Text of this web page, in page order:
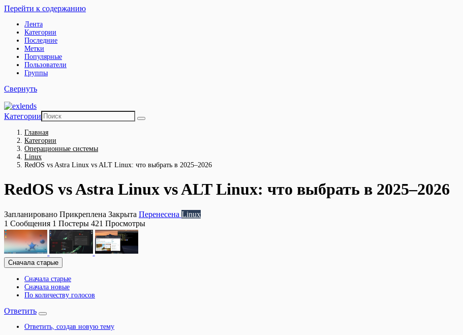
Перейти к содержанию
Лента
Категории
Последние
Метки
Популярные
Пользователи
Группы
Свернуть
Категории
Главная
Категории
Операционные системы
Linux
RedOS vs Astra Linux vs ALT Linux: что выбрать в 2025–2026
RedOS vs Astra Linux vs ALT Linux: что выбрать в 2025–2026
Запланировано Прикреплена Закрыта Перенесена Linux
1 Сообщения 1 Постеры 421 Просмотры
Сначала старые
Сначала старые
Сначала новые
По количеству голосов
Ответить
Ответить, создав новую тему